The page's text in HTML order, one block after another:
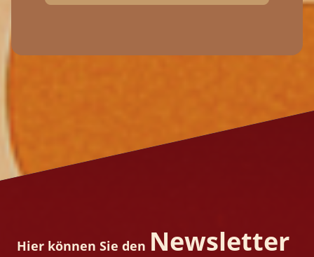
Hier können Sie den Newsletter